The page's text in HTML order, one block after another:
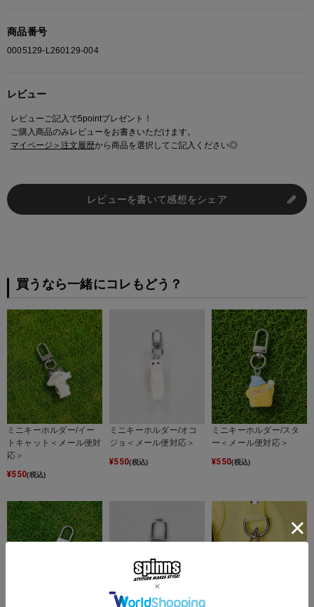
商品番号
0005129-L260129-004
レビュー
レビューご記入で5pointプレゼント！
ご購入商品のみレビューをお書きいただけます。
マイページ＞注文履歴から商品を選択してご記入ください◎
レビューを書いて感想をシェア
買うなら一緒にコレもどう？
ミニキーホルダー/イー
トキャット＜メール便対
応＞
¥550(税込)
ミニキーホルダー/オコ
ジョ＜メール便対応＞
¥550(税込)
ミニキーホルダー/スタ
ー＜メール便対応＞
¥550(税込)